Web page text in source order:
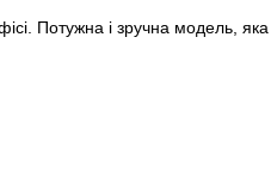
Потужна і зручна модель,